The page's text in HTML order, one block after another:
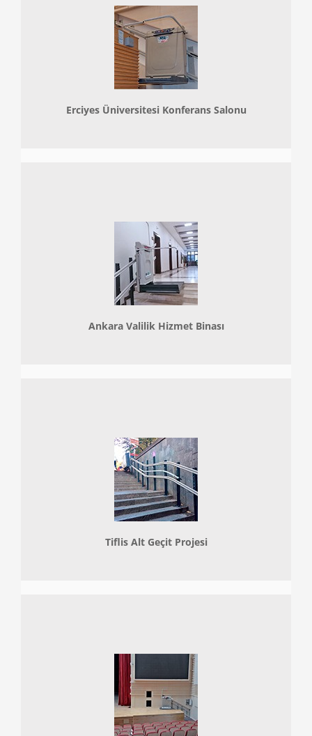
Erciyes Üniversitesi Konferans Salonu
Ankara Valilik Hizmet Binası
Tiflis Alt Geçit Projesi